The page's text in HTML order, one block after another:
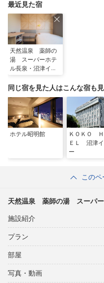
最近見た宿
天然温泉 薬師の
湯 スーパーホテ
ル長泉・沼津イン
同じ宿を見た人はこんな宿も
ホテル昭明館
ＫＯＫＯ Ｈ
ＥＬ 沼津イ
ー
この
天然温泉 薬師の湯 スーパー
施設紹介
プラン
部屋
写真・動画